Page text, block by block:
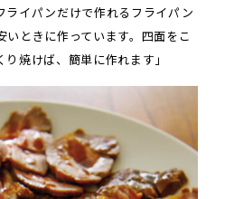
ライパンだけで作れるフライパン
ときに作っています。四面をこ
焼けば、簡単に作れます」